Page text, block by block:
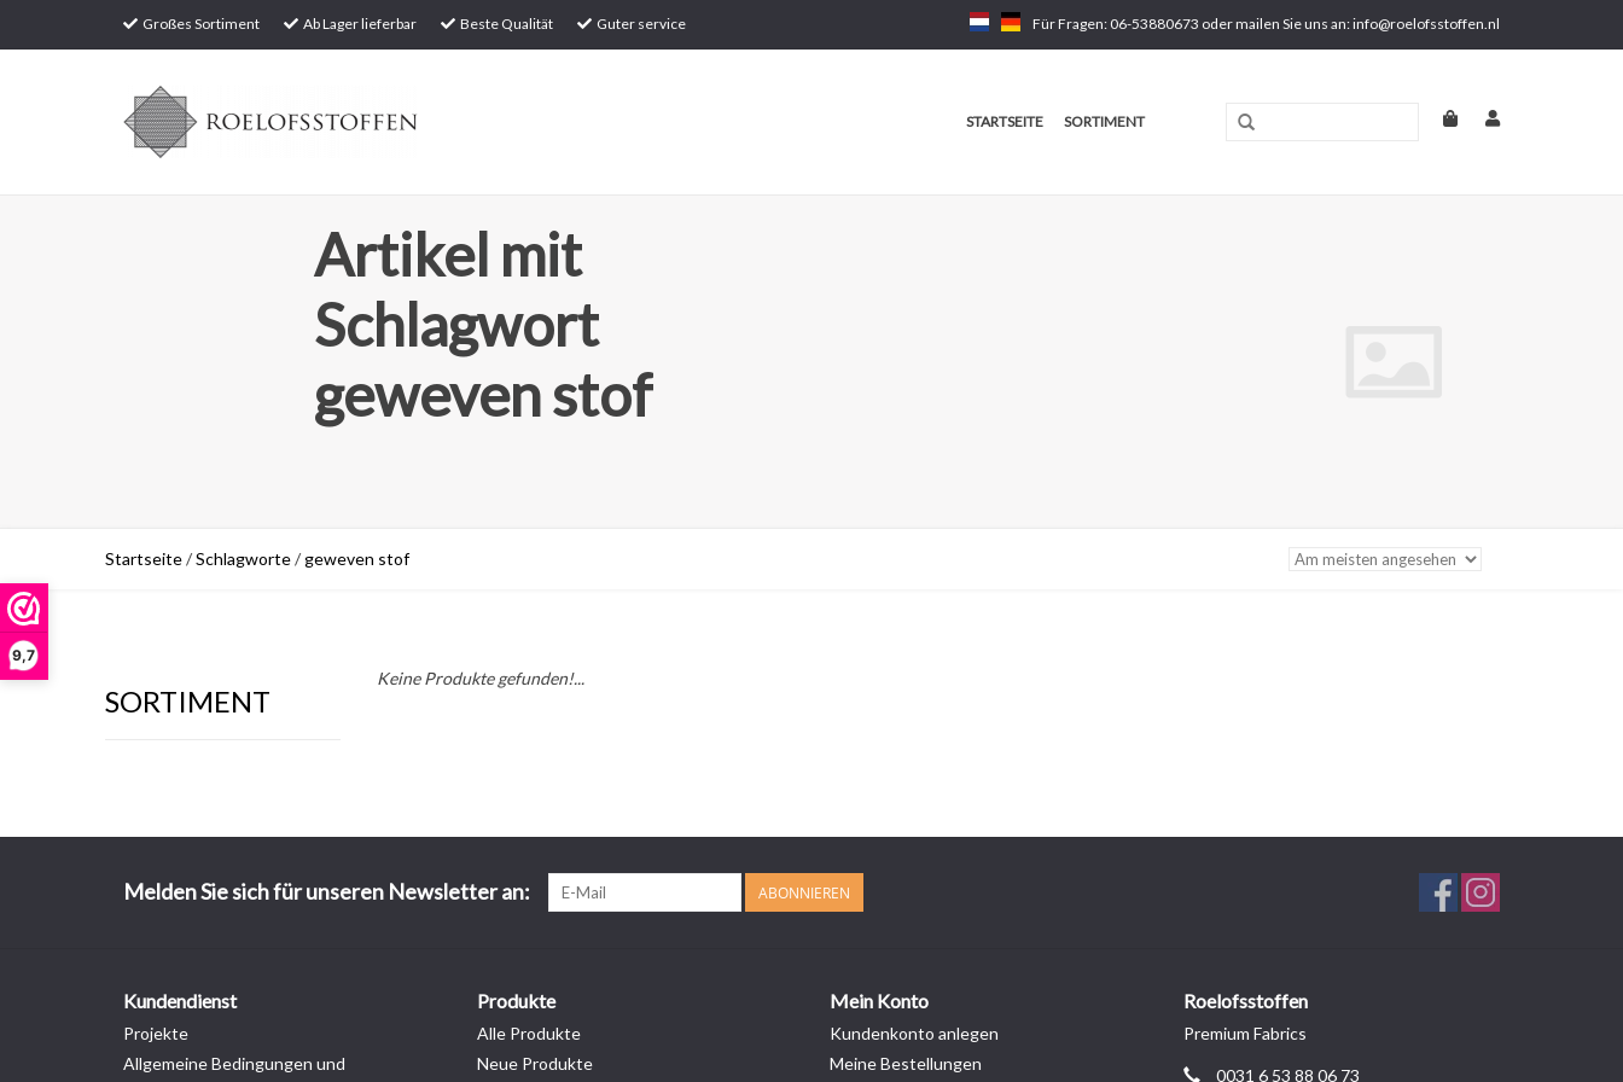
9,7
Großes Sortiment Ab Lager lieferbar Beste Qualität Guter service Für Fragen: 06-53880673 oder mailen Sie uns an:info@roelofsstoffen.nl
STARTSEITE SORTIMENT
Artikel mit
Schlagwort
geweven stof
Startseite/Schlagworte/geweven stof
SORTIMENT
Keine Produkte gefunden!...
Melden Sie sich für unseren Newsletter an: ABONNIEREN
Kundendienst
Projekte
Allgemeine Bedingungen und
Produkte
Alle Produkte
Neue Produkte
Mein Konto
Kundenkonto anlegen
Meine Bestellungen
Roelofsstoffen
Premium Fabrics
0031 6 53 88 06 73